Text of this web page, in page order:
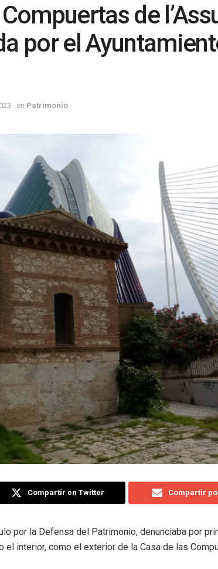
de
por el
en Patrimonio
Compartir en Twitter Compartir
por la Defensa del Patrimonio, denunciaba por
interior, como el exterior de la Casa de las